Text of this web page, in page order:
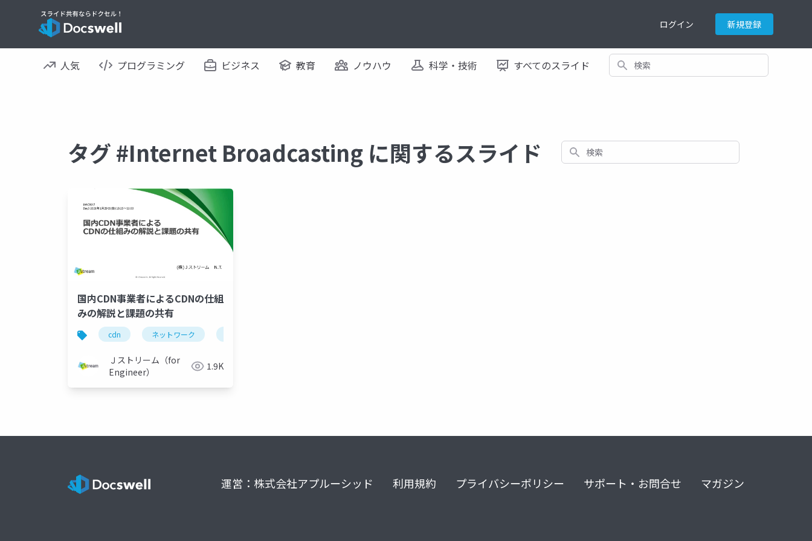
ログイン 新規登録
人気 プログラミング ビジネス 教育 ノウハウ 科学・技術 すべてのスライド 検索
タグ #Internet Broadcasting に関するスライド 検索
国内CDN事業者によるCDNの仕組
みの解説と課題の共有
cdn ネットワーク
Ｊストリーム（for
Engineer）
1.9K
運営：株式会社アプルーシッド 利用規約 プライバシーポリシー サポート・お問合せ マガジン